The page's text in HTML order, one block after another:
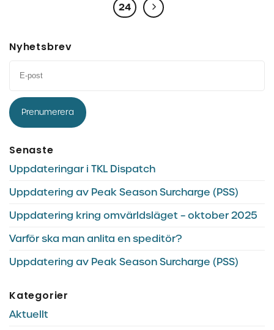
24
Nyhetsbrev
Prenumerera
Senaste
Uppdateringar i TKL Dispatch
Uppdatering av Peak Season Surcharge (PSS)
Uppdatering kring omvärldsläget – oktober 2025
Varför ska man anlita en speditör?
Uppdatering av Peak Season Surcharge (PSS)
Kategorier
Aktuellt